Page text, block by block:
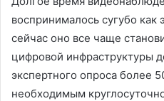
воспринималось сугубо как
сейчас оно все чаще
цифровой инфраструктуры
экспертного опроса более
необходимым